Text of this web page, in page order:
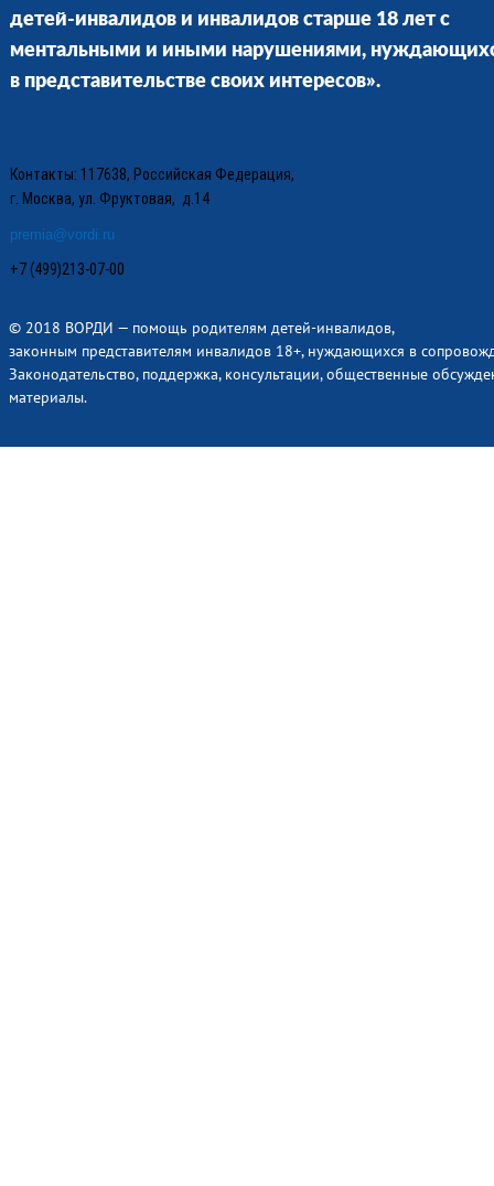
детей-инвалидов и инвалидов старше 18 лет с
ментальными и иными нарушениями,
в представительстве своих интересов».
Контакты: 117638, Российская Федерация,
г. Москва, ул. Фруктовая, д.14
premia@vordi.ru
+7 (499)213-07-00
© 2018 ВОРДИ — помощь родителям детей-инвалидов,
законным представителям инвалидов 18+, нуждающихся в
Законодательство, поддержка, консультации, общественные
материалы.